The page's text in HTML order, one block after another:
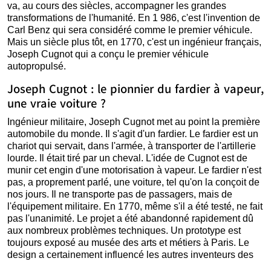
va, au cours des siècles, accompagner les grandes
transformations de l'humanité. En 1 986, c'est l'invention de
Carl Benz qui sera considéré comme le premier véhicule.
Mais un siècle plus tôt, en 1770, c'est un ingénieur français,
Joseph Cugnot qui a conçu le premier véhicule
autopropulsé.
Joseph Cugnot : le pionnier du fardier à vapeur,
une vraie voiture ?
Ingénieur militaire, Joseph Cugnot met au point la première
automobile du monde. Il s'agit d'un fardier. Le fardier est un
chariot qui servait, dans l'armée, à transporter de l'artillerie
lourde. Il était tiré par un cheval. L'idée de Cugnot est de
munir cet engin d'une motorisation à vapeur. Le fardier n'est
pas, a proprement parlé, une voiture, tel qu'on la conçoit de
nos jours. Il ne transporte pas de passagers, mais de
l'équipement militaire. En 1770, même s'il a été testé, ne fait
pas l'unanimité. Le projet a été abandonné rapidement dû
aux nombreux problèmes techniques. Un prototype est
toujours exposé au musée des arts et métiers à Paris. Le
design a certainement influencé les autres inventeurs des